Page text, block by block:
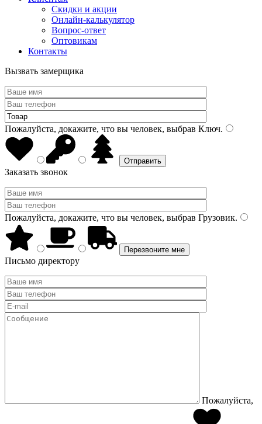
Скидки и акции
Онлайн-калькулятор
Вопрос-ответ
Оптовикам
Контакты
Вызвать замерщика
Пожалуйста, докажите, что вы человек, выбрав Ключ.
Заказать звонок
Пожалуйста, докажите, что вы человек, выбрав Грузовик.
Письмо директору
Пожалуйста,